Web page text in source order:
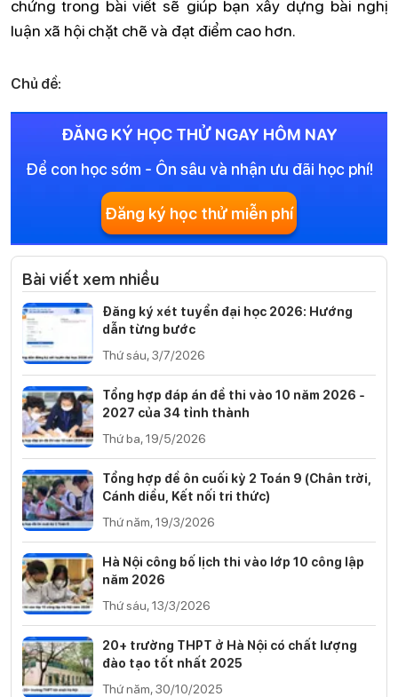
chứng trong bài viết sẽ giúp bạn xây dựng bài nghị
luận xã hội chặt chẽ và đạt điểm cao hơn.
Chủ đề:
ĐĂNG KÝ HỌC THỬ NGAY HÔM NAY
Để con học sớm - Ôn sâu và nhận ưu đãi học phí!
Đăng ký học thử miễn phí
Bài viết xem nhiều
Đăng ký xét tuyển đại học 2026: Hướng
dẫn từng bước
Thứ sáu, 3/7/2026
Tổng hợp đáp án đề thi vào 10 năm 2026 -
2027 của 34 tỉnh thành
Thứ ba, 19/5/2026
Tổng hợp đề ôn cuối kỳ 2 Toán 9 (Chân trời,
Cánh diều, Kết nối tri thức)
Thứ năm, 19/3/2026
Hà Nội công bố lịch thi vào lớp 10 công lập
năm 2026
Thứ sáu, 13/3/2026
20+ trường THPT ở Hà Nội có chất lượng
đào tạo tốt nhất 2025
Thứ năm, 30/10/2025